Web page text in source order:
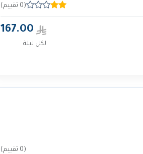
(0 تقييم)
167.00
لكل ليلة
(0 تقييم)